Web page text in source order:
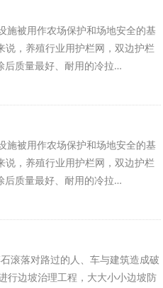
施被用作农场保护和场地安全的基
，养殖行业用护栏网，双边护栏
后质量最好、耐用的冷拉…
施被用作农场保护和场地安全的基
，养殖行业用护栏网，双边护栏
后质量最好、耐用的冷拉…
滚落对路过的人、车与建筑造成破
行边坡治理工程，大大小小边坡防